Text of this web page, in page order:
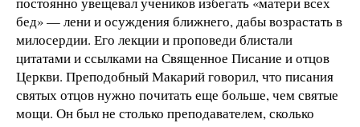
бед» — лени и осуждения ближнего, дабы возрастать в
милосердии. Его лекции и проповеди блистали
цитатами и ссылками на Священное Писание и отцов
Церкви. Преподобный Макарий говорил, что писания
святых отцов нужно почитать еще больше, чем святые
мощи. Он был не столько преподавателем, сколько